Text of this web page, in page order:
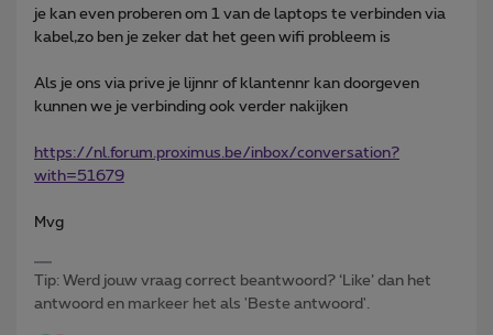
je kan even proberen om 1 van de laptops te verbinden via
kabel,zo ben je zeker dat het geen wifi probleem is
Als je ons via prive je lijnnr of klantennr kan doorgeven
kunnen we je verbinding ook verder nakijken
https://nl.forum.proximus.be/inbox/conversation?
with=51679
Mvg
Tip: Werd jouw vraag correct beantwoord? ‘Like’ dan het
antwoord en markeer het als 'Beste antwoord'.